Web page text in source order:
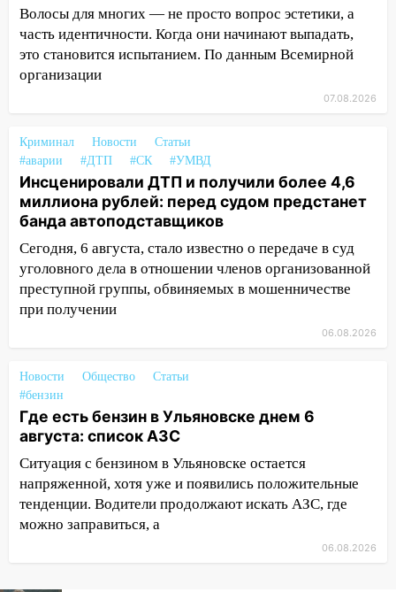
13:30 В Ульяновске транспортные
полицейские проведут акцию «Час
пассажира»
13:20 В Ульяновске за один день
13:01
В Димитровграде мужчина
выбросил из машины страйкбольную
гранату: его задержали
12:34 На Ульяновскую область
надвигается сильнейшая непогода: град
и шквал до 27 м/с
12:31 Ульяновец хотел купить иномарку
из Европы и потерял 760 тысяч рублей
столкнулись «Лада» и Chevrolet:
пострадал 14-летний подросток
12:00 Где есть бензин в Ульяновске 7
августа: список АЗС
11:50 Заснул рядом с ребёнком и
случайно задушил его: суд вынес
приговор
сарай
Волосы для многих — не просто вопрос эстетики, а
часть идентичности. Когда они начинают выпадать,
это становится испытанием. По данным Всемирной
организации
07.08.2026
Криминал Новости
Статьи
#аварии
#ДТП #СК #УМВД
Инсценировали ДТП и получили более 4,6
миллиона рублей: перед судом предстанет
банда автоподставщиков
Сегодня, 6 августа, стало известно о передаче в суд
уголовного дела в отношении членов организованной
преступной группы, обвиняемых в мошенничестве
при получении
06.08.2026
Новости Общество
Статьи
#бензин
Где есть бензин в Ульяновске днем 6
августа: список АЗС
Ситуация с бензином в Ульяновске остается
напряженной, хотя уже и появились положительные
тенденции. Водители продолжают искать АЗС, где
можно заправиться, а
06.08.2026